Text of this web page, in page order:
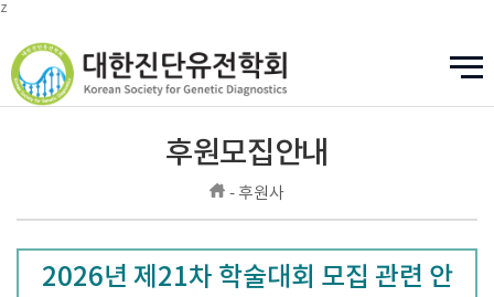
z
후원모집안내
- 후원사
2026년 제21차 학술대회 모집 관련 안